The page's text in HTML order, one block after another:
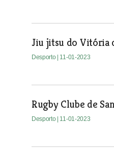
Jiu jitsu do Vitória
Desporto | 11-01-2023
Rugby Clube de
Desporto | 11-01-2023